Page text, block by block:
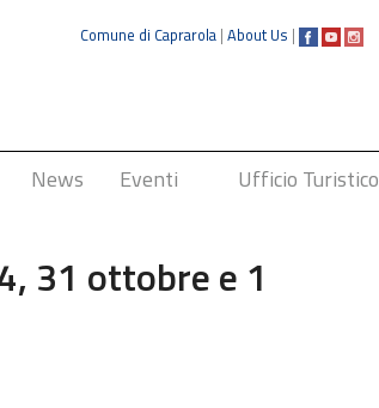
Comune di Caprarola |About Us |
News
Eventi
Ufficio Turistico
31 ottobre e 1